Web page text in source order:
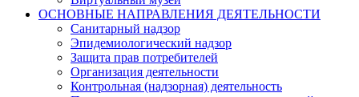
ОСНОВНЫЕ НАПРАВЛЕНИЯ ДЕЯТЕЛЬНОСТИ
Санитарный надзор
Эпидемиологический надзор
Защита прав потребителей
Организация деятельности
Контрольная (надзорная) деятельность